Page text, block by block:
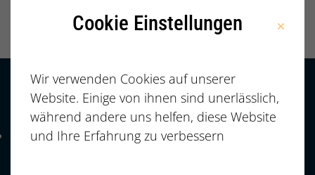
Erlangen
Kontakt
+49 (0)
911/23733277
Telefonnummer: 4 9 0 9 1 1 2 3 7 3 3 2 7 7
HÄUFIGE FRAGEN |
FAQ
Cookie Einstellungen
Wir verwenden Cookies auf unserer
Website. Einige von ihnen sind unerlässlich,
während andere uns helfen, diese Website
und Ihre Erfahrung zu verbessern